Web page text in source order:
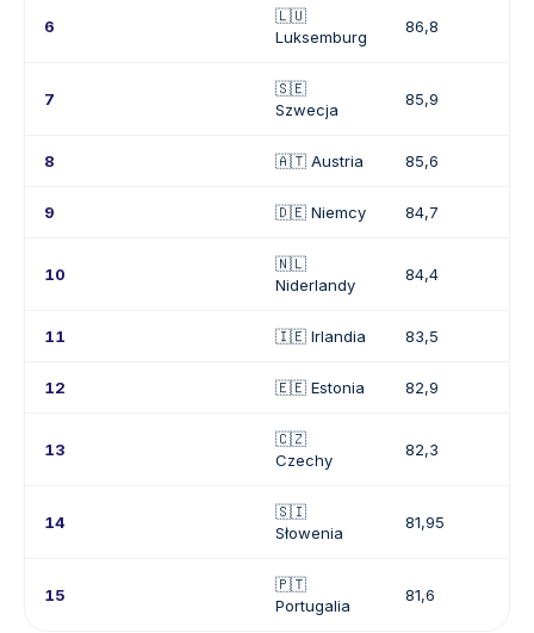
6
🇱🇺
Luksemburg
86,8
7
🇸🇪
Szwecja
85,9
8 🇦🇹 Austria 85,6
9 🇩🇪 Niemcy 84,7
10
🇳🇱
Niderlandy
84,4
11 🇮🇪 Irlandia 83,5
12 🇪🇪 Estonia 82,9
13
🇨🇿
Czechy
82,3
14
🇸🇮
Słowenia
81,95
15
🇵🇹
Portugalia
81,6